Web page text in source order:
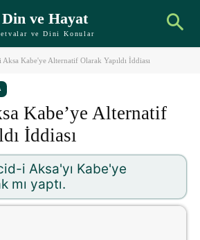
Din ve Hayat
ve Dini Konular
Aksa Kabe'ye Alternatif Olarak Yapıldı İddiası
Kabe’ye Alternatif
İddiası
i Aksa'yı Kabe'ye
mı yaptı.